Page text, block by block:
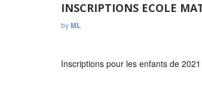
INSCRIPTIONS ECOLE
byML
Inscriptions pour les enfants de